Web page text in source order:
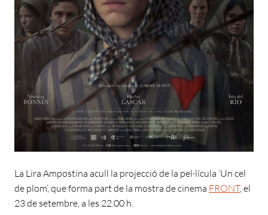
La Lira Ampostina acull la projecció de la pel·lícula ‘Un cel
de plom’, que forma part de la mostra de cinema FRONT, el
23 de setembre, a les 22.00 h.